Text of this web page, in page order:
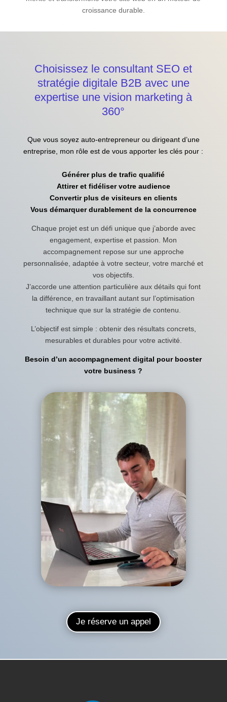
croissance durable.
Choisissez le consultant SEO et
stratégie digitale B2B avec une
expertise une vision marketing à
360°
Que vous soyez auto-entrepreneur ou dirigeant d’une
entreprise, mon rôle est de vous apporter les clés pour :
Générer plus de trafic qualifié
Attirer et fidéliser votre audience
Convertir plus de visiteurs en clients
Vous démarquer durablement de la concurrence
Chaque projet est un défi unique que j’aborde avec
engagement, expertise et passion. Mon
accompagnement repose sur une approche
personnalisée, adaptée à votre secteur, votre marché et
vos objectifs.
J’accorde une attention particulière aux détails qui font
la différence, en travaillant autant sur l’optimisation
technique que sur la stratégie de contenu.
L’objectif est simple : obtenir des résultats concrets,
mesurables et durables pour votre activité.
Besoin d’un accompagnement digital pour booster
votre business ?
Je réserve un appel